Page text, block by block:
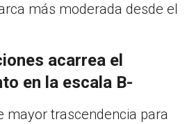
más moderada desde el
acarrea el
en la escala B-
mayor trascendencia para